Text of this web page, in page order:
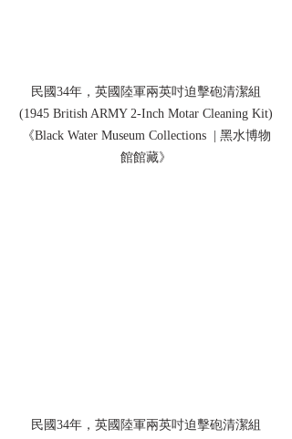
民國34年，英國陸軍兩英吋迫擊砲清潔組
(1945 British ARMY 2-Inch Motar Cleaning Kit)
《Black Water Museum Collections  | 黑水博物
館館藏》
民國34年，英國陸軍兩英吋迫擊砲清潔組